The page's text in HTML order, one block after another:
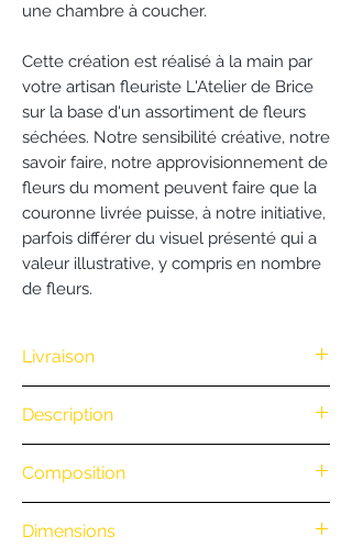
une chambre à coucher.
Cette création est réalisé à la main par
votre artisan fleuriste L'Atelier de Brice
sur la base d'un assortiment de fleurs
séchées. Notre sensibilité créative, notre
savoir faire, notre approvisionnement de
fleurs du moment peuvent faire que la
couronne livrée puisse, à notre initiative,
parfois différer du visuel présenté qui a
valeur illustrative, y compris en nombre
de fleurs.
Livraison
100€ d'achat (exclusivité Web non
valable pour une commande
par téléphone).
• Retrait en boutique : gratuit
• Envoi postal de nos vases et
Description
Composition
Dimensions